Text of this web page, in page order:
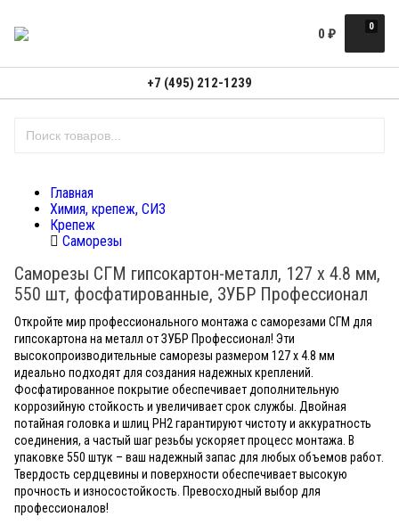
0
0 ₽
+7 (495) 212-1239
Главная
Химия, крепеж, СИЗ
Крепеж
Саморезы
Саморезы СГМ гипсокартон-металл, 127 х 4.8 мм,
550 шт, фосфатированные, ЗУБР Профессионал
Откройте мир профессионального монтажа с саморезами СГМ для
гипсокартона на металл от ЗУБР Профессионал! Эти
высокопроизводительные саморезы размером 127 х 4.8 мм
идеально подходят для создания надежных креплений.
Фосфатированное покрытие обеспечивает дополнительную
коррозийную стойкость и увеличивает срок службы. Двойная
потайная головка и шлиц PH2 гарантируют чистоту и аккуратность
соединения, а частый шаг резьбы ускоряет процесс монтажа. В
упаковке 550 штук – ваш надежный запас для любых объемов работ.
Твердость сердцевины и поверхности обеспечивает высокую
прочность и износостойкость. Превосходный выбор для
профессионалов!